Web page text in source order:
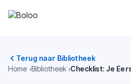
Terug naar Bibliotheek
Home Bibliotheek